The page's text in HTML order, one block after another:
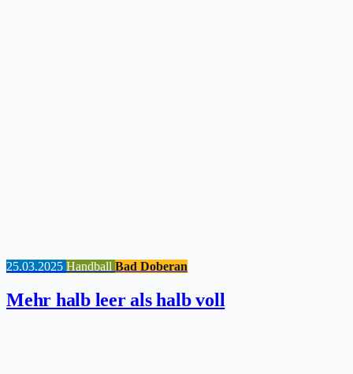
25.03.2025 Handball Bad Doberan
Mehr halb leer als halb voll